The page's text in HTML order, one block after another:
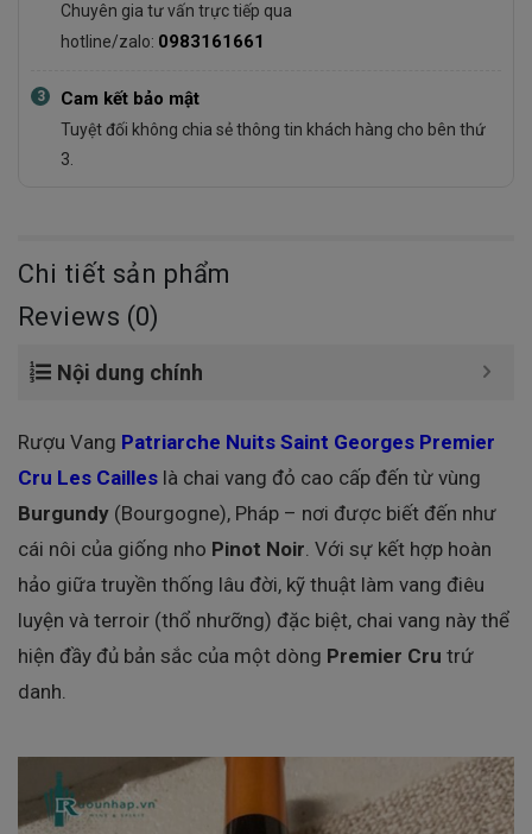
Chuyên gia tư vấn trực tiếp qua
hotline/zalo: 0983161661
3 Cam kết bảo mật
Tuyệt đối không chia sẻ thông tin khách hàng cho bên thứ
3.
Chi tiết sản phẩm
Reviews (0)
Nội dung chính
Rượu Vang Patriarche Nuits Saint Georges Premier
Cru Les Cailles là chai vang đỏ cao cấp đến từ vùng
Burgundy (Bourgogne), Pháp – nơi được biết đến như
cái nôi của giống nho Pinot Noir. Với sự kết hợp hoàn
hảo giữa truyền thống lâu đời, kỹ thuật làm vang điêu
luyện và terroir (thổ nhưỡng) đặc biệt, chai vang này thể
hiện đầy đủ bản sắc của một dòng Premier Cru trứ
danh.